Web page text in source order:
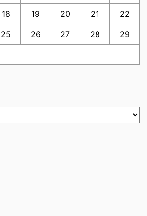
18 19 20 21 22
25 26 27 28 29